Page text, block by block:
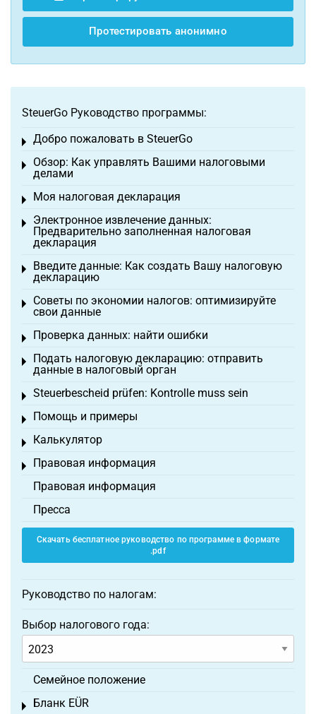
Протестировать анонимно
SteuerGo Руководство программы:
Добро пожаловать в SteuerGo
Toggle menu
Обзор: Как управлять Вашими налоговыми
делами
Toggle menu
Моя налоговая декларация
Toggle menu
Электронное извлечение данных:
Предварительно заполненная налоговая
декларация
Toggle menu
Введите данные: Как создать Вашу налоговую
декларацию
Toggle menu
Советы по экономии налогов: оптимизируйте
свои данные
Toggle menu
Проверка данных: найти ошибки
Toggle menu
Подать налоговую декларацию: отправить
данные в налоговый орган
Toggle menu
Steuerbescheid prüfen: Kontrolle muss sein
Toggle menu
Помощь и примеры
Toggle menu
Калькулятор
Toggle menu
Правовая информация
Toggle menu
Правовая информация
Пресса
Скачать бесплатное руководство по программе в формате
.pdf
Руководство по налогам:
Выбор налогового года:
Семейное положение
Бланк EÜR
Toggle menu